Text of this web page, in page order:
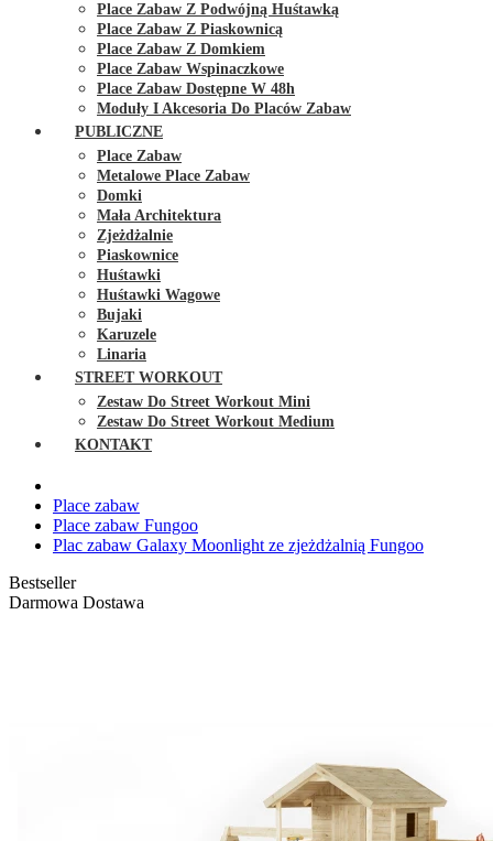
Place Zabaw Z Podwójną Huśtawką
Place Zabaw Z Piaskownicą
Place Zabaw Z Domkiem
Place Zabaw Wspinaczkowe
Place Zabaw Dostępne W 48h
Moduły I Akcesoria Do Placów Zabaw
PUBLICZNE
Place Zabaw
Metalowe Place Zabaw
Domki
Mała Architektura
Zjeżdżalnie
Piaskownice
Huśtawki
Huśtawki Wagowe
Bujaki
Karuzele
Linaria
STREET WORKOUT
Zestaw Do Street Workout Mini
Zestaw Do Street Workout Medium
KONTAKT
Place zabaw
Place zabaw Fungoo
Plac zabaw Galaxy Moonlight ze zjeżdżalnią Fungoo
Bestseller
Darmowa Dostawa